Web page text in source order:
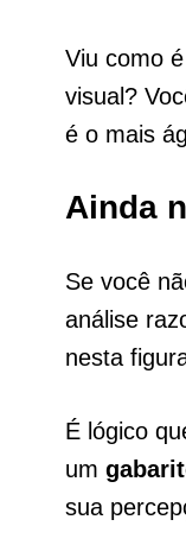
Viu como
visual?
é o mais
Ainda
Se você
análise
nesta
É lógico
um
sua